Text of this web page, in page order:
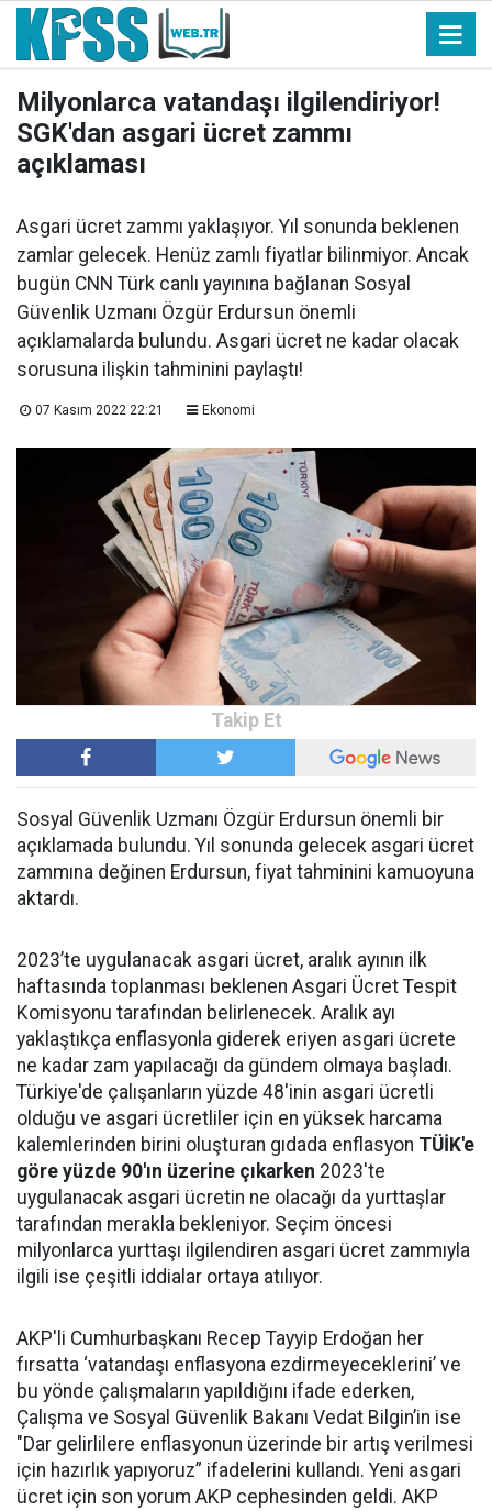
Milyonlarca vatandaşı ilgilendiriyor!
SGK'dan asgari ücret zammı
açıklaması
Asgari ücret zammı yaklaşıyor. Yıl sonunda beklenen
zamlar gelecek. Henüz zamlı fiyatlar bilinmiyor. Ancak
bugün CNN Türk canlı yayınına bağlanan Sosyal
Güvenlik Uzmanı Özgür Erdursun önemli
açıklamalarda bulundu. Asgari ücret ne kadar olacak
sorusuna ilişkin tahminini paylaştı!
07 Kasım 2022 22:21 Ekonomi
Sosyal Güvenlik Uzmanı Özgür Erdursun önemli bir
açıklamada bulundu. Yıl sonunda gelecek asgari ücret
zammına değinen Erdursun, fiyat tahminini kamuoyuna
aktardı.
2023’te uygulanacak asgari ücret, aralık ayının ilk
haftasında toplanması beklenen Asgari Ücret Tespit
Komisyonu tarafından belirlenecek. Aralık ayı
yaklaştıkça enflasyonla giderek eriyen asgari ücrete
ne kadar zam yapılacağı da gündem olmaya başladı.
Türkiye'de çalışanların yüzde 48'inin asgari ücretli
olduğu ve asgari ücretliler için en yüksek harcama
kalemlerinden birini oluşturan gıdada enflasyon TÜİK'e
göre yüzde 90'ın üzerine çıkarken 2023'te
uygulanacak asgari ücretin ne olacağı da yurttaşlar
tarafından merakla bekleniyor. Seçim öncesi
milyonlarca yurttaşı ilgilendiren asgari ücret zammıyla
ilgili ise çeşitli iddialar ortaya atılıyor.
AKP'li Cumhurbaşkanı Recep Tayyip Erdoğan her
fırsatta ‘vatandaşı enflasyona ezdirmeyeceklerini’ ve
bu yönde çalışmaların yapıldığını ifade ederken,
Çalışma ve Sosyal Güvenlik Bakanı Vedat Bilgin’in ise
"Dar gelirlilere enflasyonun üzerinde bir artış verilmesi
için hazırlık yapıyoruz” ifadelerini kullandı. Yeni asgari
ücret için son yorum AKP cephesinden geldi. AKP